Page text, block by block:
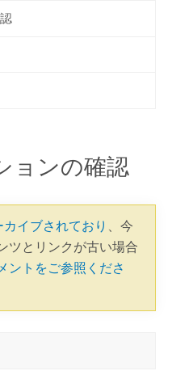
ョンの確認
カイブされており 、今
ツとリンクが古い場合
ントをご参照くださ